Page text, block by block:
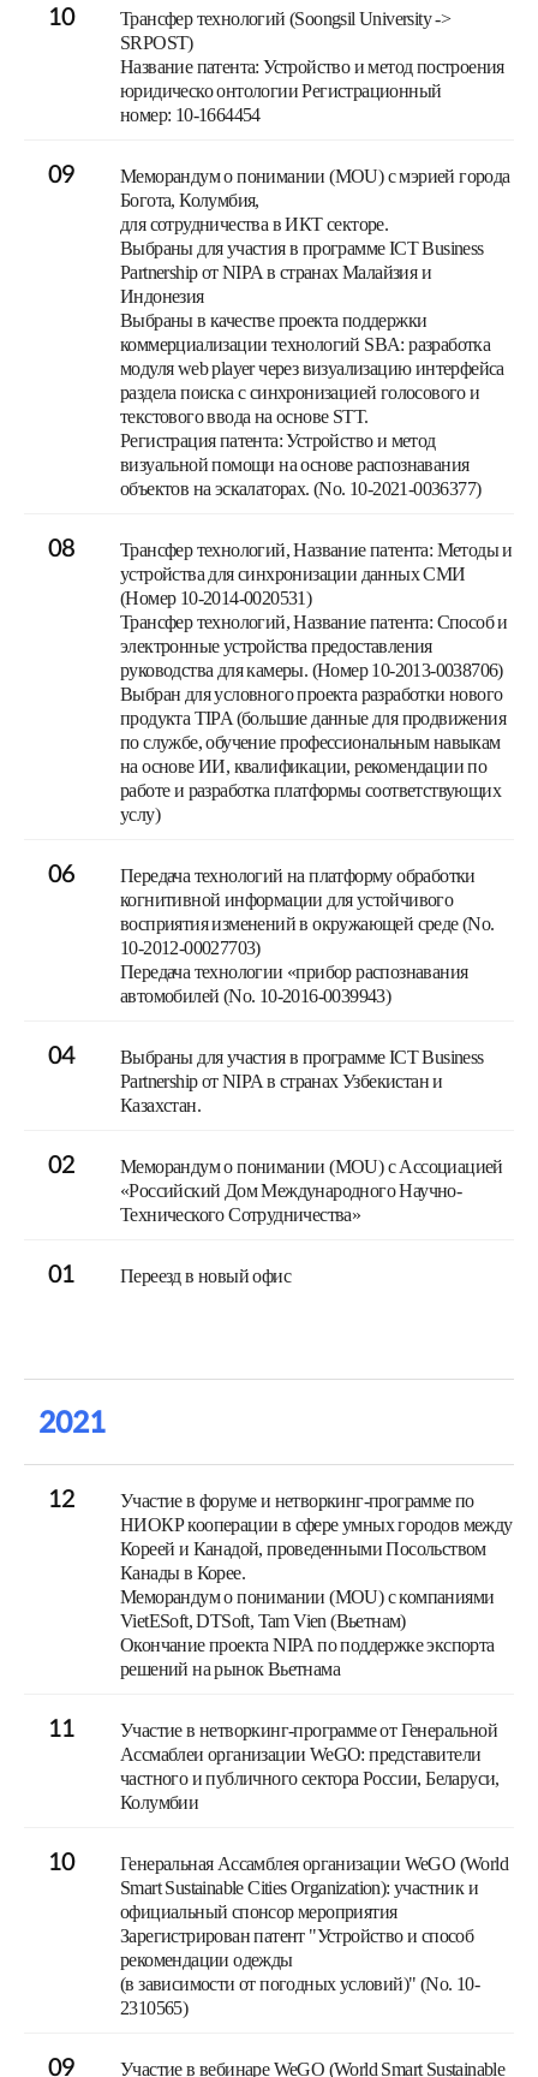
10
Трансфер технологий (Soongsil University ->
SRPOST)
Название патента: Устройство и метод построения
юридическо онтологии Регистрационный
номер: 10-1664454
09
Меморандум о понимании (MOU) с мэрией города
Богота, Колумбия,
для сотрудничества в ИКТ секторе.
Выбраны для участия в программе ICT Business
Partnership от NIPA в странах Малайзия и
Индонезия
Выбраны в качестве проекта поддержки
коммерциализации технологий SBA: разработка
модуля web player через визуализацию интерфейса
раздела поиска с синхронизацией голосового и
текстового ввода на основе STT.
Регистрация патента: Устройство и метод
визуальной помощи на основе распознавания
объектов на эскалаторах. (No. 10-2021-0036377)
08
Трансфер технологий, Название патента: Методы и
устройства для синхронизации данных СМИ
(Номер 10-2014-0020531)
Трансфер технологий, Название патента: Способ и
электронные устройства предоставления
руководства для камеры. (Номер 10-2013-0038706)
Выбран для условного проекта разработки нового
продукта TIPA (большие данные для продвижения
по службе, обучение профессиональным навыкам
на основе ИИ, квалификации, рекомендации по
работе и разработка платформы соответствующих
услу)
06
Передача технологий на платформу обработки
когнитивной информации для устойчивого
восприятия изменений в окружающей среде (No.
10-2012-00027703)
Передача технологии «прибор распознавания
автомобилей (No. 10-2016-0039943)
04
Выбраны для участия в программе ICT Business
Partnership от NIPA в странах Узбекистан и
Казахстан.
02
Меморандум о понимании (MOU) с Ассоциацией
«Российский Дом Международного Научно-
Технического Сотрудничества»
01 Переезд в новый офис
2021
12
Участие в форуме и нетворкинг-программе по
НИОКР кооперации в сфере умных городов между
Кореей и Канадой, проведенными Посольством
Канады в Корее.
Меморандум о понимании (MOU) с компаниями
VietESoft, DTSoft, Tam Vien (Вьетнам)
Окончание проекта NIPA по поддержке экспорта
решений на рынок Вьетнама
11
Участие в нетворкинг-программе от Генеральной
Ассмаблеи организации WeGO: представители
частного и публичного сектора России, Беларуси,
Колумбии
10
Генеральная Ассамблея организации WeGO (World
Smart Sustainable Cities Organization): участник и
официальный спонсор мероприятия
Зарегистрирован патент "Устройство и способ
рекомендации одежды
(в зависимости от погодных условий)" (No. 10-
2310565)
09 Участие в вебинаре WeGO (World Smart Sustainable